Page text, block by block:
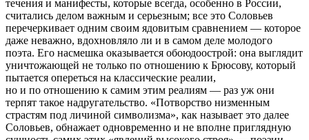
течения и манифесты, которые всегда, особенно в России,
считались делом важным и серьезным; все это Соловьев
перечеркивает одним своим ядовитым сравнением — которое
даже неважно, вдохновляло ли и в самом деле молодого
поэта. Его насмешка оказывается обоюдоострой: она выглядит
уничтожающей не только по отношению к Брюсову, который
пытается опереться на классические реалии,
но и по отношению к самим этим реалиям — раз уж они
терпят такое надругательство. «Потворство низменным
страстям под личиной символизма», как называет это далее
Соловьев, обнажает одновременно и не вполне приглядную